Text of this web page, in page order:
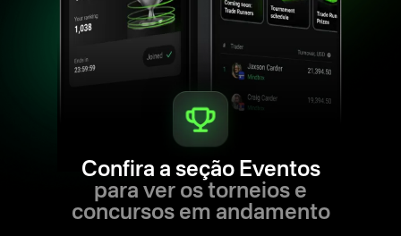
Confira a seção Eventos
para ver os torneios e
concursos em andamento